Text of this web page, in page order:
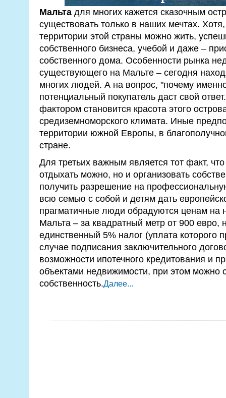
Мальтадля многих кажется сказочным
существовать только в наших мечтах.
территории этой страны можно жить,
собственного бизнеса, учебой и даже –
собственного дома. Особенности рынка
существующего на Мальте – сегодня
многих людей. А на вопрос, "почему
потенциальный покупатель даст свой
фактором становится красота этого
средиземноморского климата. Иные
территории южной Европы, в
стране.
Для третьих важным является тот факт,
отдыхать можно, но и организовать
получить разрешение на
всю семью с собой и детям дать
прагматичные люди обрадуются ценам на
Мальта – за квадратный метр от 900 евро,
единственный 5% налог (уплата которого
случае подписания заключительного
возможности ипотечного кредитования и
объектами недвижимости, при этом можно
собственность.Далее...